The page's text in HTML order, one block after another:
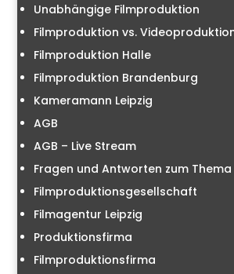
Unabhängige Filmproduktion
Filmproduktion vs.
Filmproduktion Halle
Filmproduktion Brandenburg
Kameramann Leipzig
AGB
AGB – Live Stream
Fragen und Antworten zum Thema
Filmproduktionsgesellschaft
Filmagentur Leipzig
Produktionsfirma
Filmproduktionsfirma